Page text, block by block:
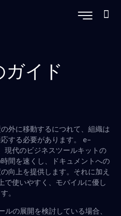
ガイド
外に移動するにつれて、組織は
する必要があります。 e-
現代のビジネスツールキットの
間を速くし、ドキュメントへの
向上を提供します。それに加え
で使いやすく、モバイルに優し
。
の展開を検討している場合、